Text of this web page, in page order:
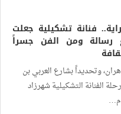
فنانة تشكيلية جعلت
رسالة ومن الفن جسراً
وتحديداً بشارع العربي بن
الفنانة التشكيلية شهرزاد